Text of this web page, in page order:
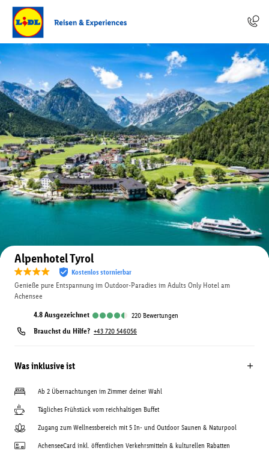
Auf der Karte anzeigen
Alpenhotel Tyrol
Kostenlos stornierbar
Genieße pure Entspannung im Outdoor-Paradies im Adults Only Hotel am
Achensee
4.8 ausgezeichnet 220 Bewertungen
Brauchst du Hilfe? +43 720 546056
Was inklusive ist
Ab 2 Übernachtungen im Zimmer deiner Wahl
Tägliches Frühstück vom reichhaltigen Buffet
Zugang zum Wellnessbereich mit 5 In- und Outdoor Saunen & Naturpool
AchenseeCard inkl. öffentlichen Verkehrsmitteln & kulturellen Rabatten